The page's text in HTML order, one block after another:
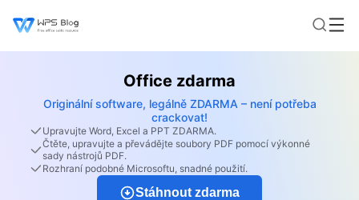
Office zdarma
Originální software, legálně ZDARMA – není potřeba
crackovat!
Upravujte Word, Excel a PPT ZDARMA.
Čtěte, upravujte a převádějte soubory PDF pomocí výkonné
sady nástrojů PDF.
Rozhraní podobné Microsoftu, snadné použití.
Stáhnout zdarma